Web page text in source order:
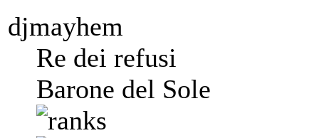
djmayhem
Re dei refusi
Barone del Sole